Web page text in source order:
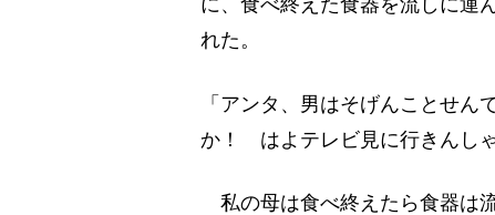
に、食べ終えた食器を流しに運
れた。
「アンタ、男はそげんことせ
か！ はよテレビ見に行きんしゃ
私の母は食べ終えたら食器は